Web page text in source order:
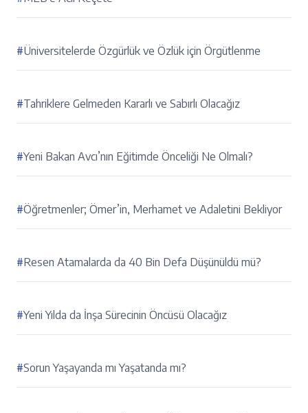
#Üniversitelerde Özgürlük ve Özlük için Örgütlenme
#Tahriklere Gelmeden Kararlı ve Sabırlı Olacağız
#Yeni Bakan Avcı’nın Eğitimde Önceliği Ne Olmalı?
#Öğretmenler; Ömer’in, Merhamet ve Adaletini Bekliyor
#Resen Atamalarda da 40 Bin Defa Düşünüldü mü?
#Yeni Yılda da İnşa Sürecinin Öncüsü Olacağız
#Sorun Yaşayanda mı Yaşatanda mı?